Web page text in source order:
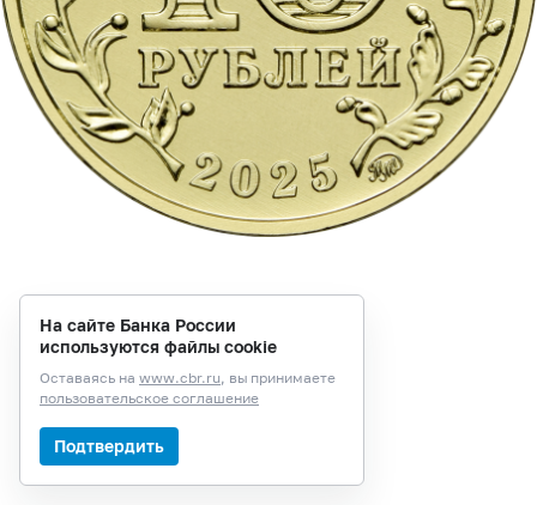
На сайте Банка России
используются файлы cookie
Оставаясь на www.cbr.ru, вы принимаете
пользовательское соглашение
Подтвердить